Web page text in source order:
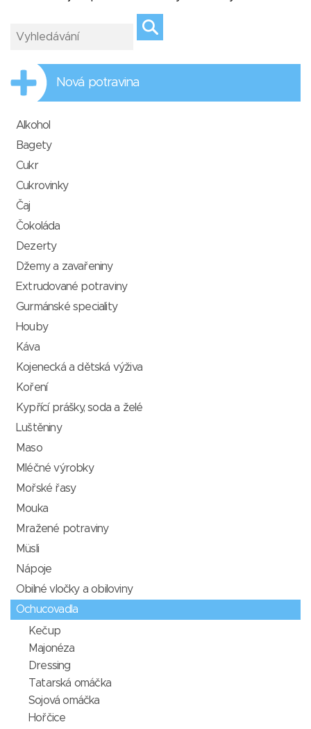
Nová potravina
Alkohol
Bagety
Cukr
Cukrovinky
Čaj
Čokoláda
Dezerty
Džemy a zavařeniny
Extrudované potraviny
Gurmánské speciality
Houby
Káva
Kojenecká a dětská výživa
Koření
Kypřící prášky, soda a želé
Luštěniny
Maso
Mléčné výrobky
Mořské řasy
Mouka
Mražené potraviny
Müsli
Nápoje
Obilné vločky a obiloviny
Ochucovadla
Kečup
Majonéza
Dressing
Tatarská omáčka
Sojová omáčka
Hořčice